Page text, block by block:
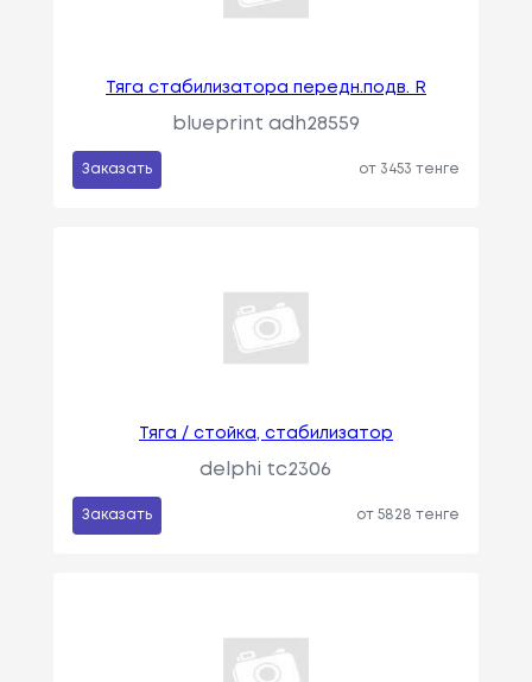
Тяга стабилизатора передн.подв. R
blueprint adh28559
Заказать от 3453 тенге
Тяга / стойка, стабилизатор
delphi tc2306
Заказать от 5828 тенге